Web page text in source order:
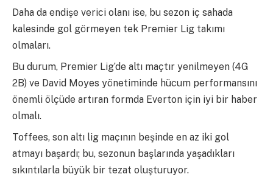
Daha da endişe verici olanı ise, bu sezon iç sahada
kalesinde gol görmeyen tek Premier Lig takımı
olmaları.
Bu durum, Premier Lig’de altı maçtır yenilmeyen (4G
2B) ve David Moyes yönetiminde hücum performansını
önemli ölçüde artıran formda Everton için iyi bir haber
olmalı.
Toffees, son altı lig maçının beşinde en az iki gol
atmayı başardı; bu, sezonun başlarında yaşadıkları
sıkıntılarla büyük bir tezat oluşturuyor.